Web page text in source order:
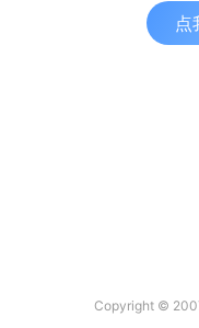
点
Copyright ©